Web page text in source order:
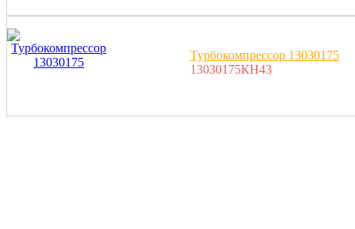
Турбокомпрессор 13030175
13030175КН43